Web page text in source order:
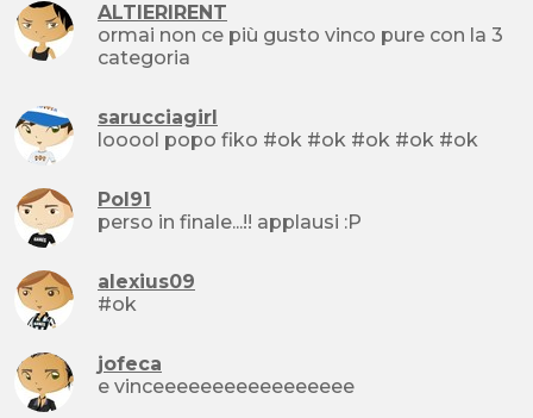
ALTIERIRENT
ormai non ce più gusto vinco pure con la 3
categoria
sarucciagirl
looool popo fiko #ok #ok #ok #ok #ok
Pol91
perso in finale...!! applausi :P
alexius09
#ok
jofeca
e vinceeeeeeeeeeeeeeeee